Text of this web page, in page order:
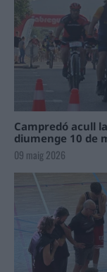
Campredó acull
diumenge 10 de
09 maig 2026